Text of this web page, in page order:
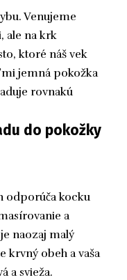
Venujeme
ale na krk
ktoré náš vek
jemná pokožka
rovnakú
do pokožky
odporúča kocku
a
naozaj malý
krvný obeh a vaša
a svieža.